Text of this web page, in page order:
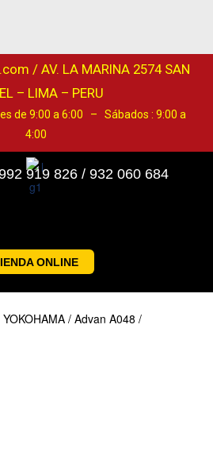
/ AV. LA MARINA 2574 SAN
– LIMA – PERU
de 9:00 a 6:00 – Sábados : 9:00 a
4:00
919 826 / 932 060 684
ONLINE
YOKOHAMA / Advan A048 /